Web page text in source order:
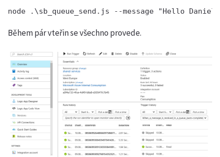
node .\sb_queue_send.js --message "Hello
Během pár vteřin se všechno provede.